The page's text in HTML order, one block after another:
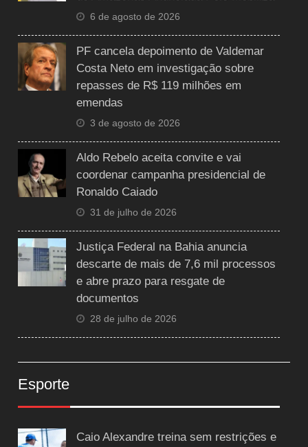
6 de agosto de 2026
PF cancela depoimento de Valdemar
Costa Neto em investigação sobre
repasses de R$ 119 milhões em
emendas
3 de agosto de 2026
Aldo Rebelo aceita convite e vai
coordenar campanha presidencial de
Ronaldo Caiado
31 de julho de 2026
Justiça Federal na Bahia anuncia
descarte de mais de 7,6 mil processos
e abre prazo para resgate de
documentos
28 de julho de 2026
Esporte
Caio Alexandre treina sem restrições e